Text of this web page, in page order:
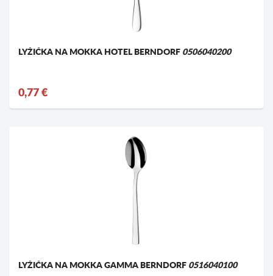
LYŽIČKA NA MOKKA HOTEL BERNDORF 0506040200
0,77 €
LYŽIČKA NA MOKKA GAMMA BERNDORF 0516040100